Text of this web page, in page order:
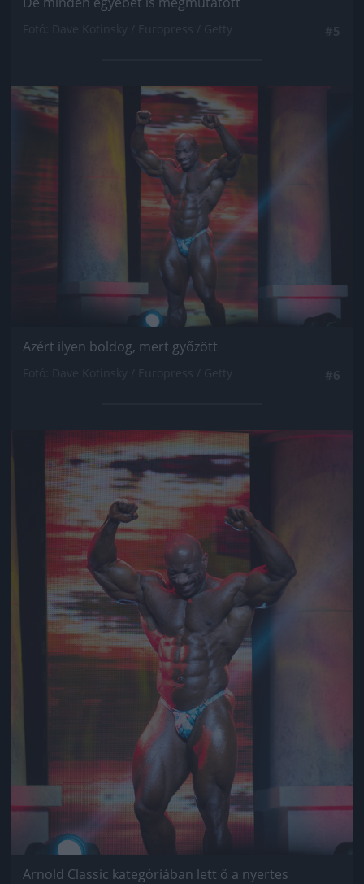
Jön még kép!
Azért ilyen boldog, mert győzött
Jön még kép!
Arnold Classic kategóriában lett ő a nyertes